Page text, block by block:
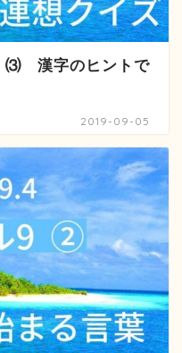
⑶ 漢字のヒントで
2019-09-05